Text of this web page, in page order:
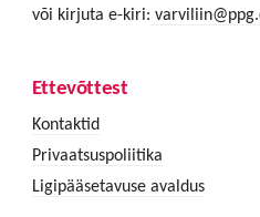
või kirjuta e-kiri:
Ettevõttest
Kontaktid
Privaatsuspoliitika
Ligipääsetavuse avaldus